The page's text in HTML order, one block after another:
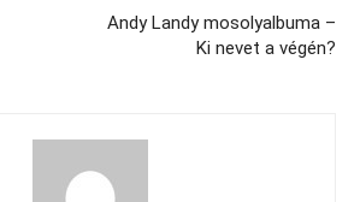
Andy Landy mosolyalbuma –
Ki nevet a végén?